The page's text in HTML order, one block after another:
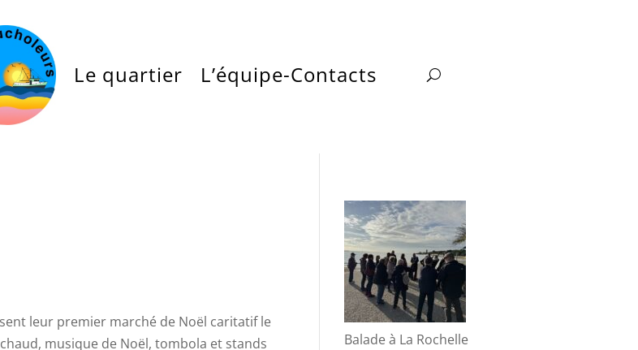
Le quartier L’équipe-Contacts
leur premier marché de Noël caritatif le
musique de Noël, tombola et stands
Balade à La Rochelle